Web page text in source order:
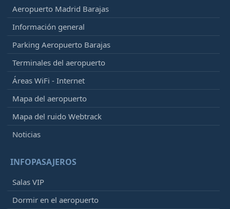
Aeropuerto Madrid Barajas
Información general
Parking Aeropuerto Barajas
Terminales del aeropuerto
Áreas WiFi - Internet
Mapa del aeropuerto
Mapa del ruido Webtrack
Noticias
INFOPASAJEROS
Salas VIP
Dormir en el aeropuerto